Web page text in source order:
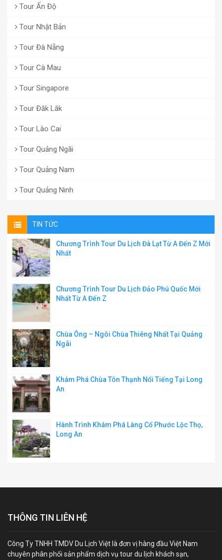
Tour Ấn Độ
Tour Nhật Bản
Tour Đà Nẵng
Tour Cà Mau
Tour Singapore
Tour Đăk Lăk
Tour Lào Cai
Tour Quảng Ngãi
Tour Quảng Nam
Tour Quảng Ninh
TIN TỨC
Chương Trình Tour Du Lịch Đà Lạt Từ A Đến Z Mới
Nhất
Chương Trình Tour Du Lịch Đảo Phú Quốc Mới
Nhất Từ A Đến Z
Chùa Ông – Ngôi Chùa Thiêng Nhất Tại Quảng
Ngãi
Khám Phá Chùa Tôn Thạnh Nổi Tiếng Tại Long
An
Hành Trình Khám Phá Làng Cổ Phước Lộc Thọ,
Long An
THÔNG TIN LIÊN HỆ
Công Ty TNHH TMDV Du Lịch Việt là đơn vị hàng đầu Việt Nam
chuyên phân phối sản phẩm dịch vụ tour du lịch khách sạn,